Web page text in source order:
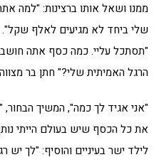
ממנו ושאל אותו ברצינות: "למה
שלי ביחד לא מגיעים לאלף שקל".
"תסתכל עליי. כמה כסף אתה חושב
הרגל האמיתית שלי?" חתן בר
את כל הכסף שיש בעולם הייתי
לילד ישר בעיניים והוסיף: "לך יש